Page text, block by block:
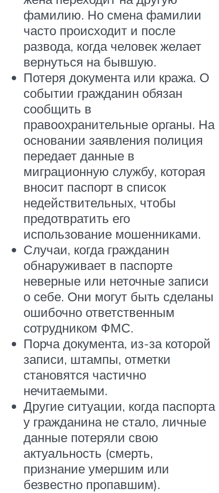
фамилию. Но смена фамилии
часто происходит и после
развода, когда человек желает
вернуться на бывшую.
Потеря документа или кража. О
событии гражданин обязан
сообщить в
правоохранительные органы. На
основании заявления полиция
передает данные в
миграционную службу, которая
вносит паспорт в список
недействительных, чтобы
предотвратить его
использование мошенниками.
Случаи, когда гражданин
обнаруживает в паспорте
неверные или неточные записи
о себе. Они могут быть сделаны
ошибочно ответственным
сотрудником ФМС.
Порча документа, из-за которой
записи, штампы, отметки
становятся частично
нечитаемыми.
Другие ситуации, когда паспорта
у гражданина не стало, личные
данные потеряли свою
актуальность (смерть,
признание умершим или
безвестно пропавшим).